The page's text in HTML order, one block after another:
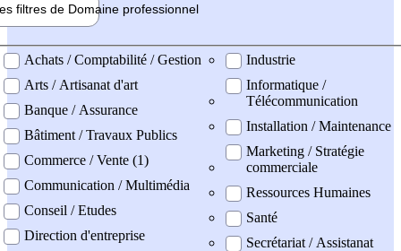
filtres de Domaine professionnel
professionel
Achats / Comptabilité / Gestion
Arts / Artisanat d'art
Banque / Assurance
Bâtiment / Travaux Publics
Commerce / Vente (1)
Communication / Multimédia
Conseil / Etudes
Direction d'entreprise
Industrie
Informatique /
Télécommunication
Installation / Maintenance
Marketing / Stratégie
commerciale
Ressources Humaines
Santé
Secrétariat / Assistanat